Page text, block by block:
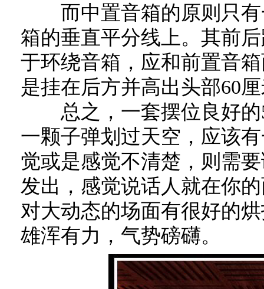
而中置音箱的原则只有
箱的垂直平分线上。其前
于环绕音箱，应和前置音
是挂在后方并高出头部60
总之，一套摆位良好的
一颗子弹划过天空，应该
觉或是感觉不清楚，则需
发出，感觉说话人就在你
对大动态的场面有很好的
雄浑有力，气势磅礴。